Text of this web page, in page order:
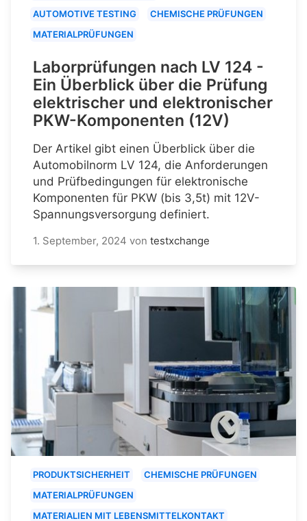
AUTOMOTIVE TESTING
CHEMISCHE PRÜFUNGEN
MATERIALPRÜFUNGEN
Laborprüfungen nach LV 124 -
Ein Überblick über die Prüfung
elektrischer und elektronischer
PKW-Komponenten (12V)
Der Artikel gibt einen Überblick über die
Automobilnorm LV 124, die Anforderungen
und Prüfbedingungen für elektronische
Komponenten für PKW (bis 3,5t) mit 12V-
Spannungsversorgung definiert.
1. September, 2024 von testxchange
PRODUKTSICHERHEIT
CHEMISCHE PRÜFUNGEN
MATERIALPRÜFUNGEN
MATERIALIEN MIT LEBENSMITTELKONTAKT